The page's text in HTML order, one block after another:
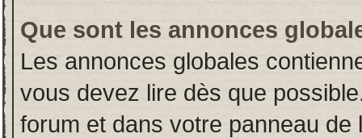
Que sont les annonces
Les annonces globales
vous devez lire dès que
forum et dans votre panneau de